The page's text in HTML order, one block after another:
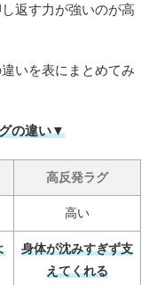
返す力が強いのが高
いを表にまとめてみ
の違い▼
高反発ラグ
高い
身体が沈みすぎず支
えてくれる